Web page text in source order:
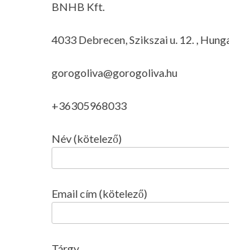
BNHB Kft.
4033 Debrecen, Szikszai u. 12. ,
gorogoliva@gorogoliva.hu
+36305968033
Név (kötelező)
Email cím (kötelező)